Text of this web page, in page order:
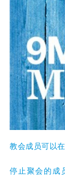
教会成员可以
停止聚会的成